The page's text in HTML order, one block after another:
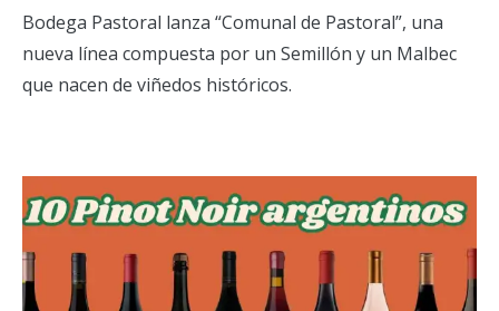
Bodega Pastoral lanza “Comunal de Pastoral”, una
nueva línea compuesta por un Semillón y un Malbec
que nacen de viñedos históricos.